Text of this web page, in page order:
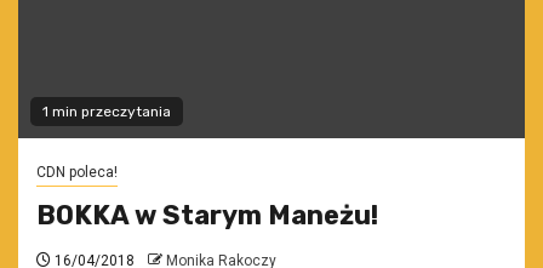
1 min przeczytania
CDN poleca!
BOKKA w Starym Maneżu!
16/04/2018 Monika Rakoczy